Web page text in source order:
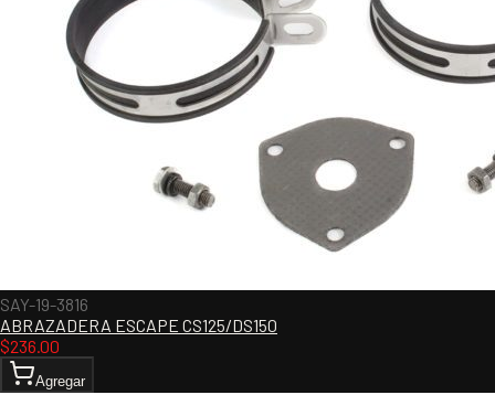
SAY-19-3816
ABRAZADERA ESCAPE CS125/DS150
$236.00
Agregar